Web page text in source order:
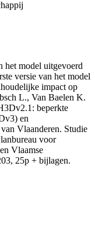
het model uitgevoerd
versie van het model
impact op
L., Van Baelen K.
beperkte
en
Vlaanderen. Studie
voor
Vlaamse
25p + bijlagen.